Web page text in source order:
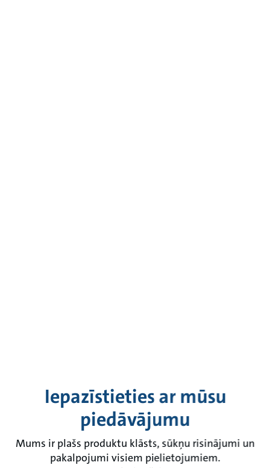
Iepazīstieties ar mūsu
piedāvājumu
Mums ir plašs produktu klāsts, sūkņu risinājumi un
pakalpojumi visiem pielietojumiem.